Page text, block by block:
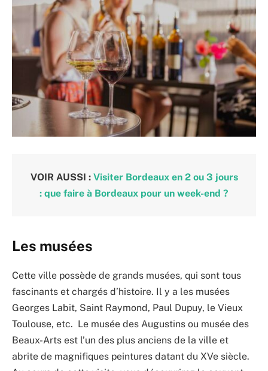
VOIR AUSSI : Visiter Bordeaux en 2 ou 3 jours
: que faire à Bordeaux pour un week-end ?
Les musées
Cette ville possède de grands musées, qui sont tous
fascinants et chargés d’histoire. Il y a les musées
Georges Labit, Saint Raymond, Paul Dupuy, le Vieux
Toulouse, etc. Le musée des Augustins ou musée des
Beaux-Arts est l’un des plus anciens de la ville et
abrite de magnifiques peintures datant du XVe siècle.